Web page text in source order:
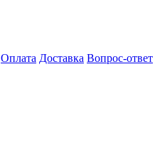
Оплата Доставка Вопрос-ответ